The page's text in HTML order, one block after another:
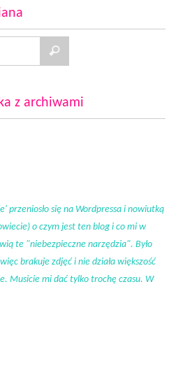
z archiwami
przeniosło się na Wordpressa i nowiutką
o czym jest ten blog i co mi w
te "niebezpieczne narzędzia". Było
brakuje zdjęć i nie działa większość
Musicie mi dać tylko trochę czasu. W